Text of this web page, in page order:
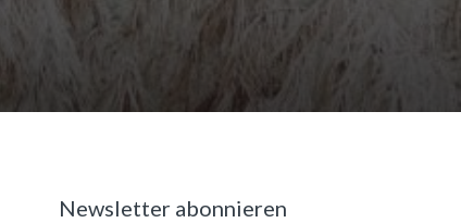
Newsletter abonnieren